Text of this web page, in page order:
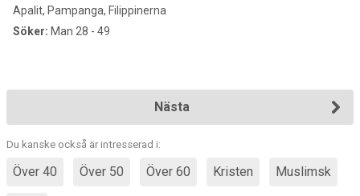
Apalit, Pampanga, Filippinerna
Söker: Man 28 - 49
Nästa
Du kanske också är intresserad i:
Över 40 Över 50 Över 60 Kristen Muslimsk